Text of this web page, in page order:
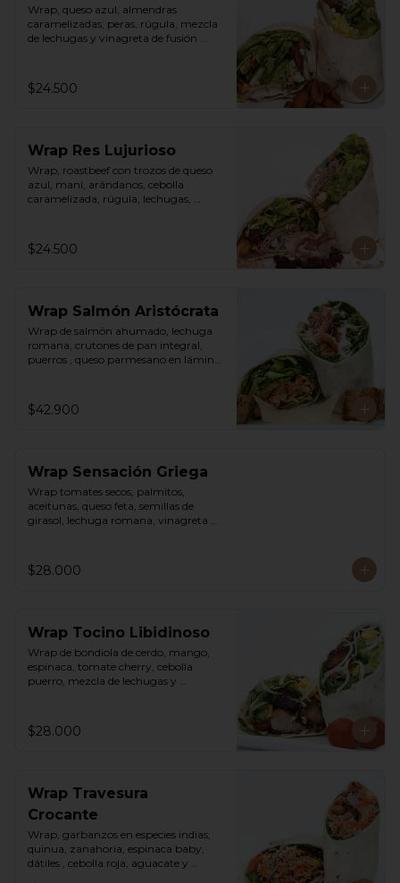
Wrap, queso azul, almendras
caramelizadas, peras, rúgula, mezcla
de lechugas y vinagreta de fusión
$24.500
Wrap Res Lujurioso
Wrap, roastbeef con trozos de queso
azul, maní, arándanos, cebolla
caramelizada, rúgula, lechugas,
$24.500
Wrap Salmón Aristócrata
Wrap de salmón ahumado, lechuga
romana, crutones de pan integral,
puerros , queso parmesano en láminas
$42.900
Wrap Sensación Griega
Wrap tomates secos, palmitos,
aceitunas, queso feta, semillas de
girasol, lechuga romana, vinagreta
$28.000
Wrap Tocino Libidinoso
Wrap de bondiola de cerdo, mango,
espinaca, tomate cherry, cebolla
puerro, mezcla de lechugas y
$28.000
Wrap Travesura
Crocante
Wrap, garbanzos en especies indias,
quinua, zanahoria, espinaca baby,
dátiles , cebolla roja, aguacate y